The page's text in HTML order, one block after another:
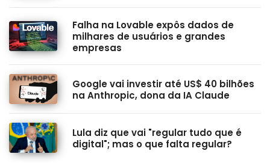
Falha na Lovable expôs dados de
milhares de usuários e grandes
empresas
Google vai investir até US$ 40 bilhões
na Anthropic, dona da IA Claude
Lula diz que vai "regular tudo que é
digital"; mas o que falta regular?